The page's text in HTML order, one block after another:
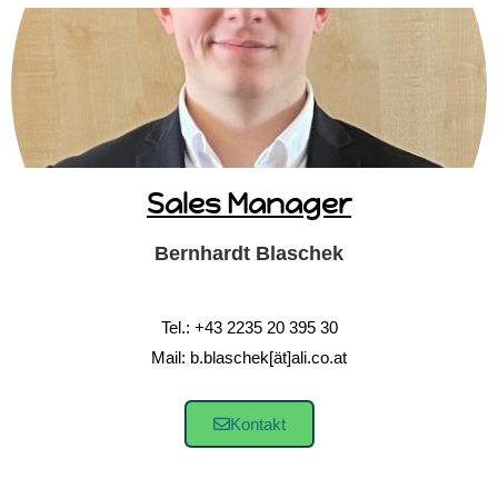
Sales Manager
Bernhardt Blaschek
Tel.: +43 2235 20 395 30
Mail: b.blaschek[ät]ali.co.at
Kontakt